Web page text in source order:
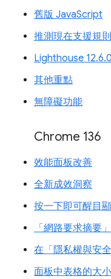
舊版 JavaScript
推測現在支援規
Lighthouse 12.6.0
其他重點
無障礙功能
Chrome 136
效能面板改善
全新成效洞察
按一下即可醒目
「網路要求摘要
在「隱私權與安
面板中表格的大